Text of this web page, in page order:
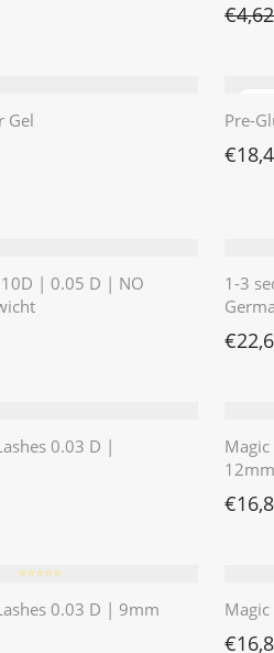
€4,62
Gel Pre-
€
| 0.05 D | NO
1-3
€
0.03 D |
12mm
€
⭐️⭐️⭐️⭐️⭐️
0.03 D | 9mm
€